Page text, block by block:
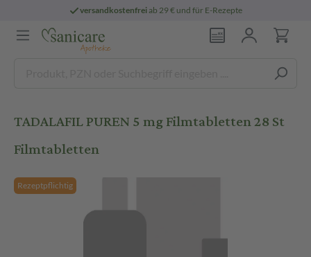
versandkostenfreiab 29 € und für E-Rezepte
TADALAFIL PUREN 5 mg Filmtabletten 28 St
Filmtabletten
Rezeptpflichtig